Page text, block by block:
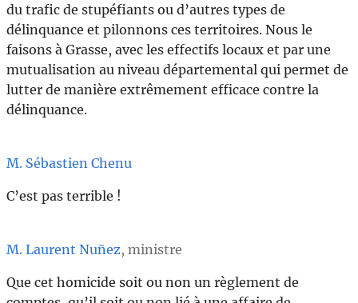
du trafic de stupéfiants ou d’autres types de
délinquance et pilonnons ces territoires. Nous le
faisons à Grasse, avec les effectifs locaux et par une
mutualisation au niveau départemental qui permet de
lutter de manière extrêmement efficace contre la
délinquance.
M. Sébastien Chenu
C’est pas terrible !
M. Laurent Nuñez, ministre
Que cet homicide soit ou non un règlement de